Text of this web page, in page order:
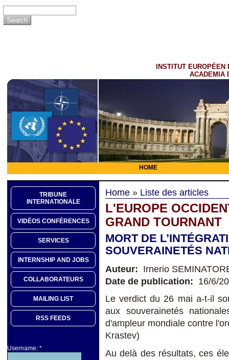
INSTITUT EUROPÉEN
ACADEMIA
HOME
TRIBUNE
INTERNATIONALE
VIDÉOS CONFÉRENCES
SERVICES
INTERNSHIP AND JOBS
COLLABORATEURS
MAILING LIST
RSS FEEDS
Username: *
Home » Liste des articles
L'EUROPE
GRAND TOURNANT
MORT DE
SOUVERAINETÉS
Auteur: Irnerio
Date de publication: 16/6/
Le verdict du 26 mai a-t-il
aux souverainetés
d'ampleur mondiale contre
Krastev)
Au delà des résultats, ces